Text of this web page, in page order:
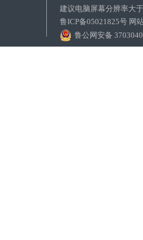
建议电脑屏幕分辨率大
鲁ICP备05021825号 网
鲁公网安备